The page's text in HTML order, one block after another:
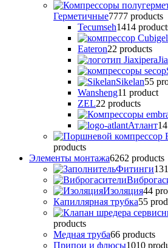
Герметичные7777 products
Tecumseh1414
Eateron22 products
Sikelan55
Wansheng11 product
ZEL22 products
Атлант14
products
Элементы монтажа6262 products
Фитинги13
Изоляция44
Капиллярная трубка55
products
Медная труба66 products
Припои и флюсы1010